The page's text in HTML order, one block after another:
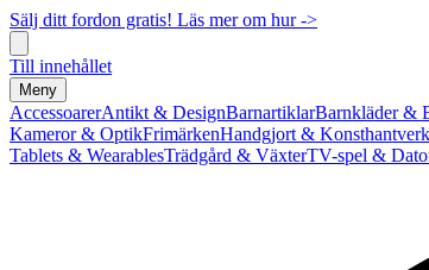
Sälj ditt fordon gratis! Läs mer om hur ->
Till innehållet
Meny
AccessoarerAntikt & DesignBarnartiklarBarnkläder &
Kameror & OptikFrimärkenHandgjort & Konsthantverk
Tablets & WearablesTrädgård & VäxterTV-spel &